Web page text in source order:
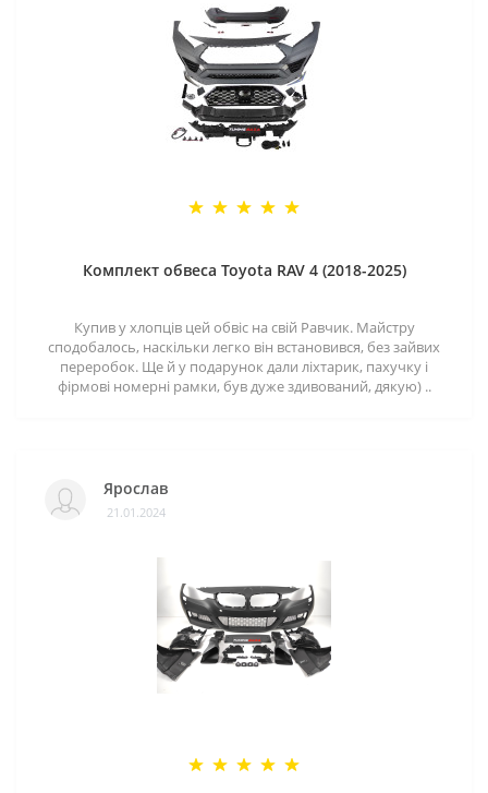
Комплект обвеса Toyota RAV 4 (2018-2025)
Купив у хлопців цей обвіс на свій Равчик. Майстру
сподобалось, наскільки легко він встановився, без зайвих
переробок. Ще й у подарунок дали ліхтарик, пахучку і
фірмові номерні рамки, був дуже здивований, дякую) ..
Ярослав
21.01.2024